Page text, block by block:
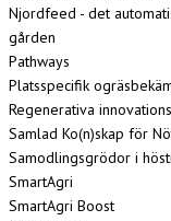
Njordfeed - det
gården
Pathways
Platsspecifik
Regenerativa
Samlad Ko(n)skap för
Samodlingsgrödor i
SmartAgri
SmartAgri Boost